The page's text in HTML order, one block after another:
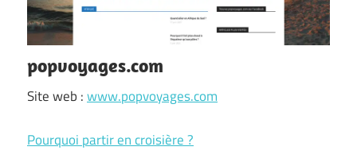
popvoyages.com
Site web :www.popvoyages.com
Pourquoi partir en croisière ?